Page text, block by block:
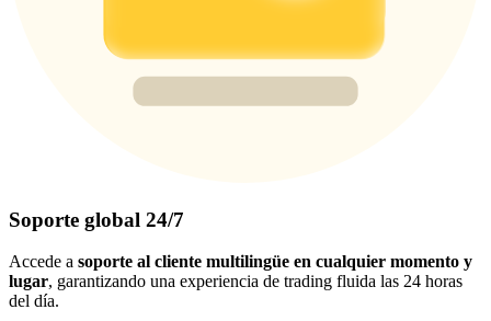
Soporte global 24/7
Accede a soporte al cliente multilingüe en cualquier momento y
lugar, garantizando una experiencia de trading fluida las 24 horas
del día.